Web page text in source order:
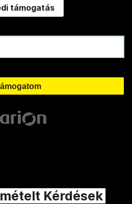
támogatás
Kérdések